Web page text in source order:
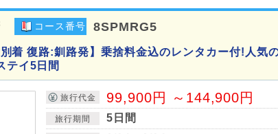
コース番号 8SPMRG5
着 復路:釧路発】乗捨料金込のレンタカー付!人気
テイ5日間
旅行代金 99,900円 ～144,900円
旅行期間 5日間